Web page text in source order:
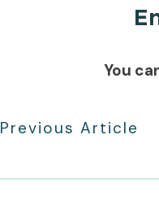
You
Previous Article